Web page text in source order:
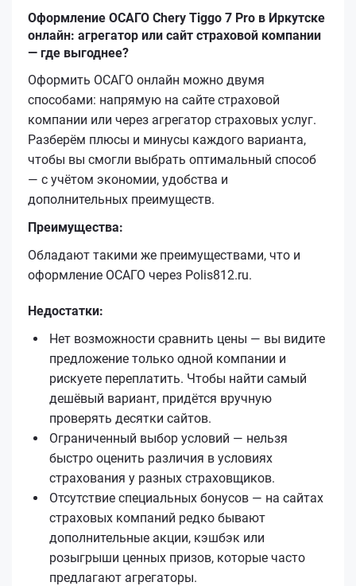
Оформление ОСАГО Chery Tiggo 7 Pro в Иркутске
онлайн: агрегатор или сайт страховой компании
— где выгоднее?
Оформить ОСАГО онлайн можно двумя
способами: напрямую на сайте страховой
компании или через агрегатор страховых услуг.
Разберём плюсы и минусы каждого варианта,
чтобы вы смогли выбрать оптимальный способ
— с учётом экономии, удобства и
дополнительных преимуществ.
Преимущества:
Обладают такими же преимуществами, что и
оформление ОСАГО через Polis812.ru.
Недостатки:
Нет возможности сравнить цены — вы видите
предложение только одной компании и
рискуете переплатить. Чтобы найти самый
дешёвый вариант, придётся вручную
проверять десятки сайтов.
Ограниченный выбор условий — нельзя
быстро оценить различия в условиях
страхования у разных страховщиков.
Отсутствие специальных бонусов — на сайтах
страховых компаний редко бывают
дополнительные акции, кэшбэк или
розыгрыши ценных призов, которые часто
предлагают агрегаторы.